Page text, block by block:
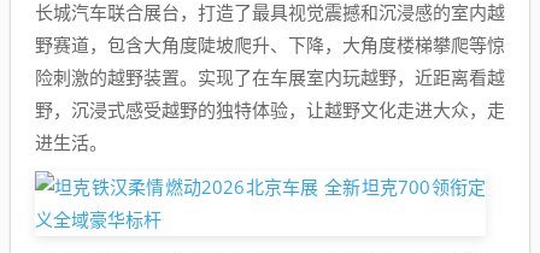
长城汽车联合展台，打造了最具视觉震撼和沉浸感的室内越
野赛道，包含大角度陡坡爬升、下降，大角度楼梯攀爬等惊
险刺激的越野装置。实现了在车展室内玩越野，近距离看越
野，沉浸式感受越野的独特体验，让越野文化走进大众，走
进生活。